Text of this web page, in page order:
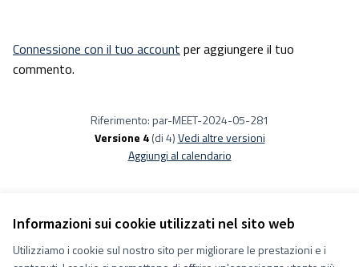
Informazioni sui cookie utilizzati nel sito web
Utilizziamo i cookie sul nostro sito per migliorare le prestazioni e i
Connessione con il tuo account per aggiungere il tuo
commento.
Riferimento: par-MEET-2024-05-281
Versione 4(di 4) vedi altre versioni
Aggiungi al calendario
Termini e condizioni d''uso